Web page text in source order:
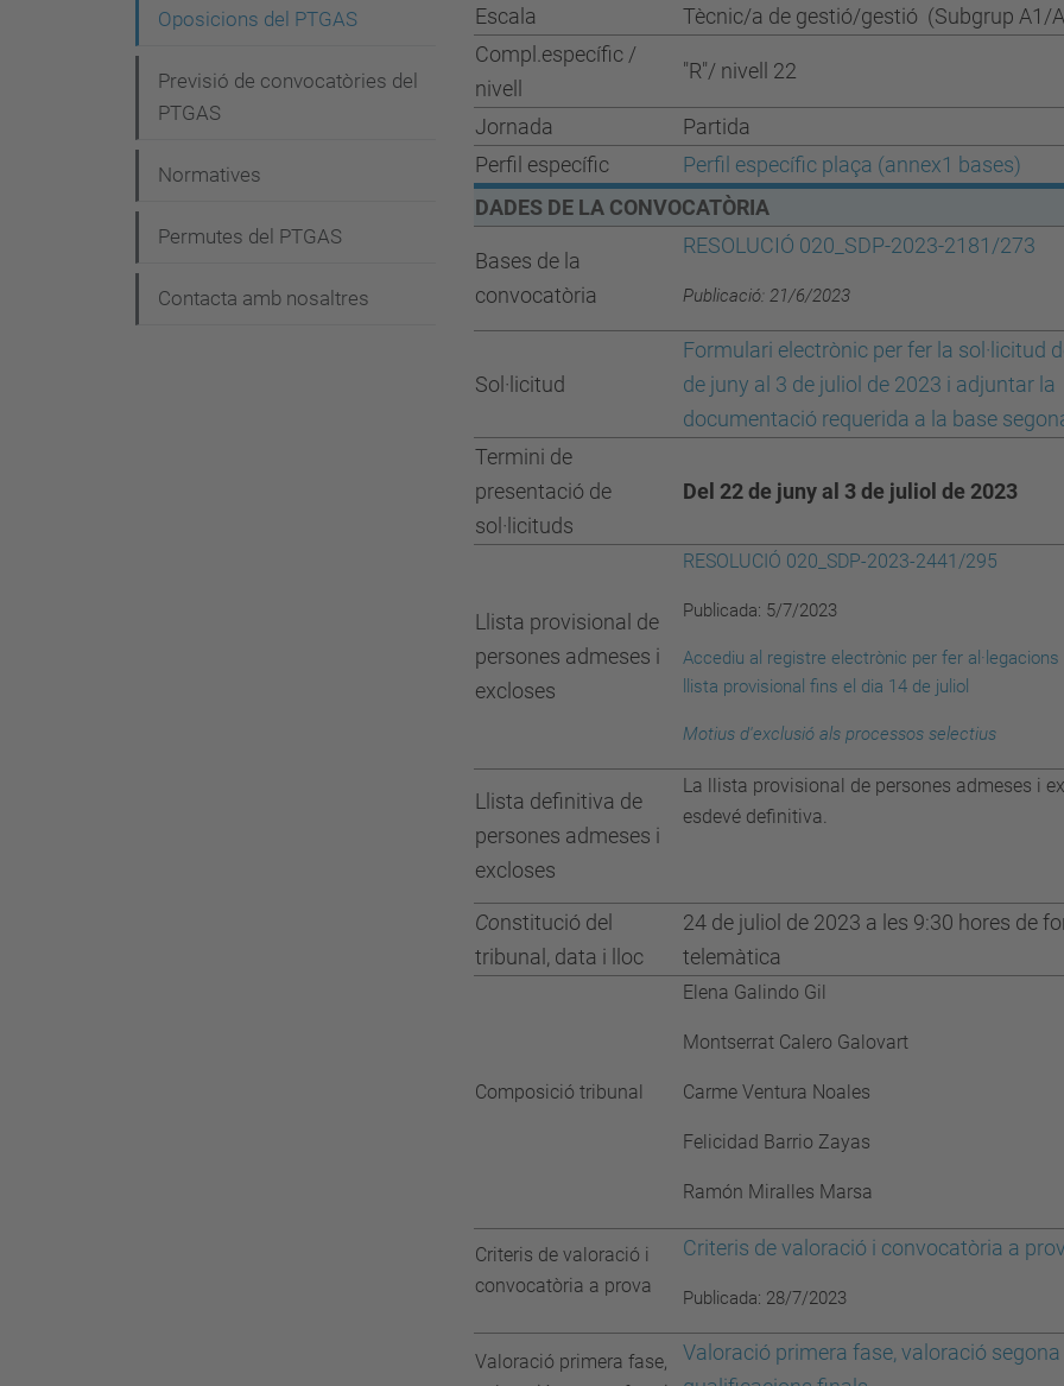
Escala
Tècnic/a de gestió/gestió (Subgrup A1 /
Compl.específic /
nivell
"R"/ nivell 22
Jornada
Partida
Perfil específic
Perfil específic p aça (annex1 bases)
DADES DE LA CONVOCATÒRIA
Bases de la
convocatòria
RESOLUCIÓ 020_SDP-2023-2181/273
Publicació: 21/6/2023
Sol·licitud
Formulari electrònic per fer la sol·licitud
de juny al 3 de juliol de 2023 i adjuntar la
documentació requerida a la base
Termini de
presentació de
sol·licituds
Del 22 de juny al 3 de juliol de 2023
Llista provisional de
persones admeses i
excloses
RESOLUCIÓ 020_SDP-2023-2441/295
Publicada: 5/7/2023
Accediu al registre electrònic per fer al·legacions
llista provisional fins el dia 14 de juliol
Motius d'exclusió als processos selectius
Llista definitiva de
persones admeses i
excloses
La llista provisional de persones admeses i
esdevé definitiva.
Constitució del
tribunal, data i lloc
24 de juliol de 2023 a les 9:30 hores de
telemàtica
Composició tribunal
Elena Galindo Gil
Montserrat Calero Galovart
Carme Ventura Noales
Felicidad Barrio Zayas
Ramón Miralles Marsa
Criteris de valoració i
convocatòria a prova
Criteris de valoració i convocatòria a
Publicada: 28/7/2023
Valoració primera fase,
Valoració primera fase, valoració
Oposicions del PTGAS
Previsió de convocatòries del
PTGAS
Normatives
Permutes del PTGAS
Contacta amb nosaltres